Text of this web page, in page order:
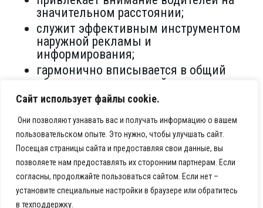
Сайт использует файлы cookie.
Они позволяют узнавать вас и получать информацию о вашем
пользовательском опыте. Это нужно, чтобы улучшать сайт.
Посещая страницы сайта и предоставляя свои данные, вы
позволяете нам предоставлять их сторонним партнерам. Если
согласны, продолжайте пользоваться сайтом. Если нет –
установите специальные настройки в браузере или обратитесь
в техподдержку.
значительном расстоянии;
служит эффективным инструментом
наружной рекламы и
информирования;
гармонично вписывается в общий
облик автозаправочной станции;
подчёркивает современность и
точно отражает фирменный стиль и
ценности бренда благодаря
индивидуальному дизайн‑проекту.
Этот проект демонстрирует нашу
способность реализовывать сложные